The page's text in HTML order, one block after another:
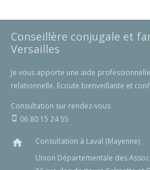
Conseillère conjugale et
Versailles
Je vous apporte une aide
relationnelle. Ecoute bienveillante et
Consultation sur rendez-vous
smartphone 06 80 15 24 55
home
Consultation à Laval (Mayenne)
Union Départementale des